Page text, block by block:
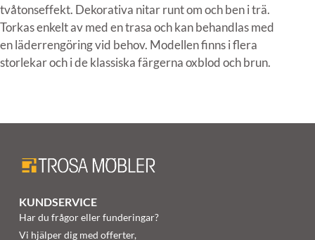
tvåtonseffekt. Dekorativa nitar runt om och ben i trä.
Torkas enkelt av med en trasa och kan behandlas med
en läderrengöring vid behov. Modellen finns i flera
storlekar och i de klassiska färgerna oxblod och brun.
KUNDSERVICE
Har du frågor eller funderingar?
Vi hjälper dig med offerter,